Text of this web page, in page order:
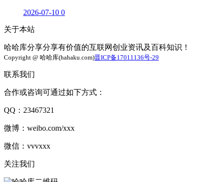
2026-07-10 0
关于本站
哈哈库分享分享有价值的互联网创业资讯及百科知识！
Copyright @ 哈哈库(hahaku.com)晋ICP备17011136号-29
联系我们
合作或咨询可通过如下方式：
QQ：23467321
微博：weibo.com/xxx
微信：vvvxxx
关注我们